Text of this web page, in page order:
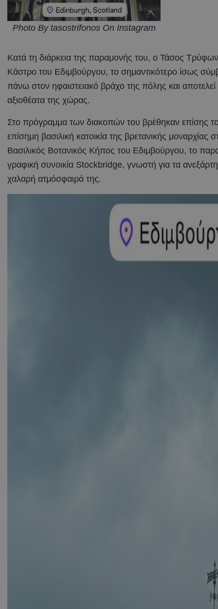
Photo By tasostrifonos On Instagram
Κατά τη διάρκεια της παραμονής του, ο Τάσος
Κάστρο του Εδιμβούργου, το σημαντικότερο ίσως
πάνω στον ηφαιστειακό βράχο της πόλης και
αξιοθέατα της χώρας.
Στο πρόγραμμα των διακοπών του βρέθηκαν επίσης
επίσημη βασιλική κατοικία της βρετανικής
Βασιλικός Βοτανικός Κήπος του Εδιμβούργου, το
γραφική συνοικία Stockbridge, γνωστή για τα
χαλαρή ατμόσφαιρά της.